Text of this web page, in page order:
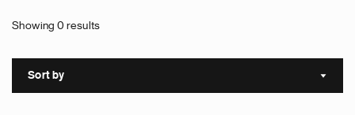
Showing 0 results
Sort by Sort